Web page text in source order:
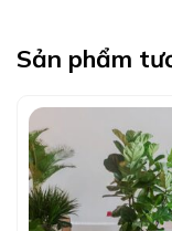
Sản phẩm